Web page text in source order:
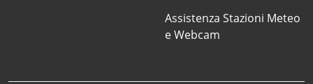
Assistenza Stazioni Meteo
e Webcam